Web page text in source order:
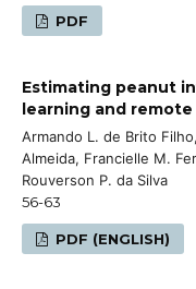
PDF
Estimating peanut
learning and
Armando L. de Brito
Almeida, Francielle M.
Rouverson P. da Silva
56-63
PDF (ENGLISH)